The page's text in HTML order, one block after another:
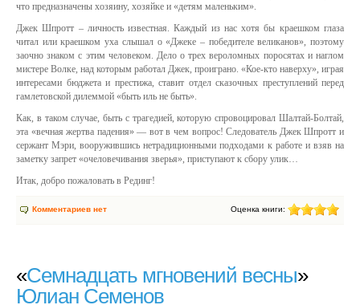
что предназначены хозяину, хозяйке и «детям маленьким».
Джек Шпротт – личность известная. Каждый из нас хотя бы краешком глаза
читал или краешком уха слышал о «Джеке – победителе великанов», поэтому
заочно знаком с этим человеком. Дело о трех вероломных поросятах и наглом
мистере Волке, над которым работал Джек, проиграно. «Кое-кто наверху», играя
интересами бюджета и престижа, ставит отдел сказочных преступлений перед
гамлетовской дилеммой «быть иль не быть».
Как, в таком случае, быть с трагедией, которую спровоцировал Шалтай-Болтай,
эта «вечная жертва падения» — вот в чем вопрос! Следователь Джек Шпротт и
сержант Мэри, вооружившись нетрадиционными подходами к работе и взяв на
заметку запрет «очеловечивания зверья», приступают к сбору улик…
Итак, добро пожаловать в Рединг!
Комментариев нет Оценка книги:
«Семнадцать мгновений весны»
Юлиан Семенов